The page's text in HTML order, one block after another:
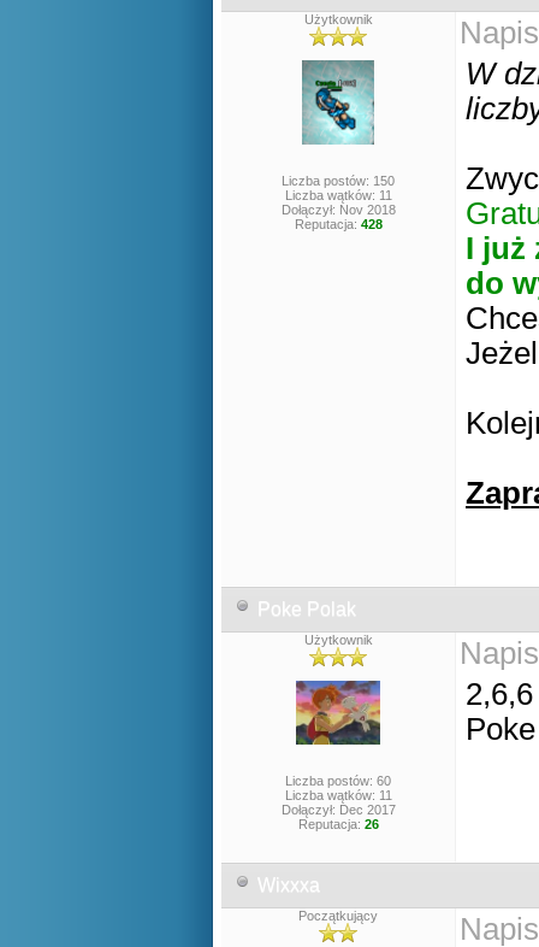
Użytkownik
Liczba postów: 150
Liczba wątków: 11
Dołączył: Nov 2018
Reputacja: 428
W
I już
do
Poke Polak
Użytkownik
Liczba postów: 60
Liczba wątków: 11
Dołączył: Dec 2017
Reputacja: 26
2,6,6
Wixxxa
Początkujący